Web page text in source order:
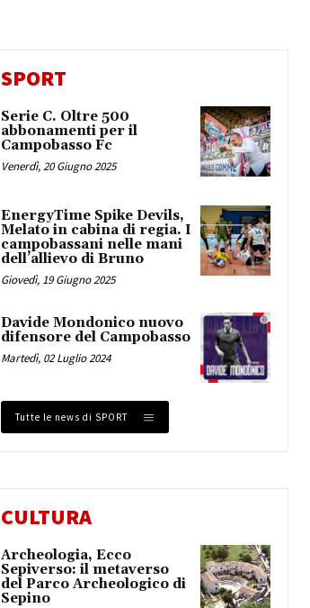
SPORT
Serie C. Oltre 500
abbonamenti per il
Campobasso Fc
Venerdì, 20 Giugno 2025
EnergyTime Spike Devils,
Melato in cabina di regia. I
campobassani nelle mani
dell’allievo di Bruno
Giovedì, 19 Giugno 2025
Davide Mondonico nuovo
difensore del Campobasso
Martedì, 02 Luglio 2024
Tutte le news di SPORT
CULTURA
Archeologia, Ecco
Sepiverso: il metaverso
del Parco Archeologico di
Sepino